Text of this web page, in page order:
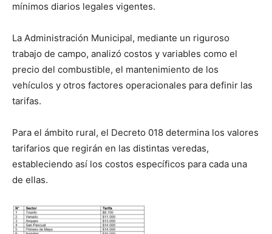
mínimos diarios legales vigentes.
La Administración Municipal, mediante un riguroso
trabajo de campo, analizó costos y variables como el
precio del combustible, el mantenimiento de los
vehículos y otros factores operacionales para definir las
tarifas.
Para el ámbito rural, el Decreto 018 determina los valores
tarifarios que regirán en las distintas veredas,
estableciendo así los costos específicos para cada una
de ellas.